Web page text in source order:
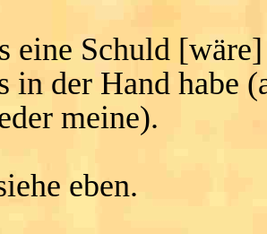
eine Schuld
in der Hand habe
meine).
eben.